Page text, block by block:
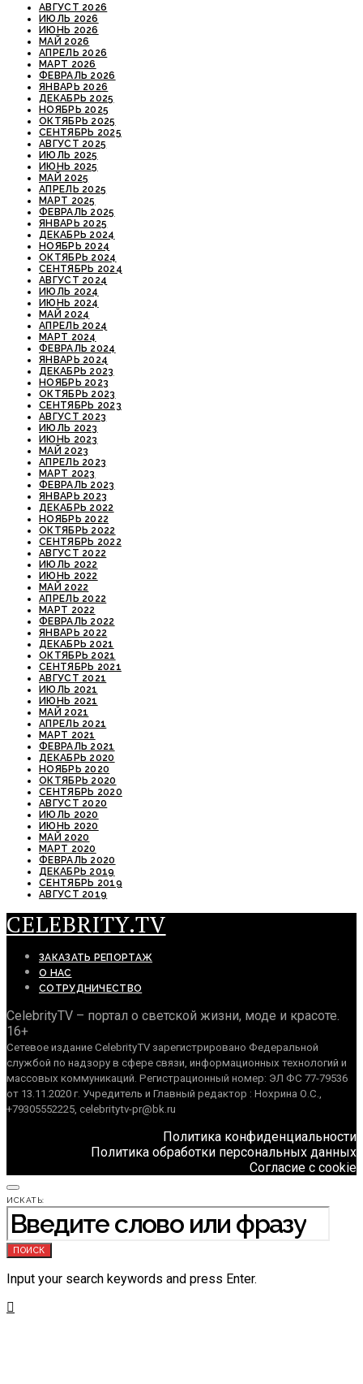
АВГУСТ 2026
ИЮЛЬ 2026
ИЮНЬ 2026
МАЙ 2026
АПРЕЛЬ 2026
МАРТ 2026
ФЕВРАЛЬ 2026
ЯНВАРЬ 2026
ДЕКАБРЬ 2025
НОЯБРЬ 2025
ОКТЯБРЬ 2025
СЕНТЯБРЬ 2025
АВГУСТ 2025
ИЮЛЬ 2025
ИЮНЬ 2025
МАЙ 2025
АПРЕЛЬ 2025
МАРТ 2025
ФЕВРАЛЬ 2025
ЯНВАРЬ 2025
ДЕКАБРЬ 2024
НОЯБРЬ 2024
ОКТЯБРЬ 2024
СЕНТЯБРЬ 2024
АВГУСТ 2024
ИЮЛЬ 2024
ИЮНЬ 2024
МАЙ 2024
АПРЕЛЬ 2024
МАРТ 2024
ФЕВРАЛЬ 2024
ЯНВАРЬ 2024
ДЕКАБРЬ 2023
НОЯБРЬ 2023
ОКТЯБРЬ 2023
СЕНТЯБРЬ 2023
АВГУСТ 2023
ИЮЛЬ 2023
ИЮНЬ 2023
МАЙ 2023
АПРЕЛЬ 2023
МАРТ 2023
ФЕВРАЛЬ 2023
ЯНВАРЬ 2023
ДЕКАБРЬ 2022
НОЯБРЬ 2022
ОКТЯБРЬ 2022
СЕНТЯБРЬ 2022
АВГУСТ 2022
ИЮЛЬ 2022
ИЮНЬ 2022
МАЙ 2022
АПРЕЛЬ 2022
МАРТ 2022
ФЕВРАЛЬ 2022
ЯНВАРЬ 2022
ДЕКАБРЬ 2021
ОКТЯБРЬ 2021
СЕНТЯБРЬ 2021
АВГУСТ 2021
ИЮЛЬ 2021
ИЮНЬ 2021
МАЙ 2021
АПРЕЛЬ 2021
МАРТ 2021
ФЕВРАЛЬ 2021
ДЕКАБРЬ 2020
НОЯБРЬ 2020
ОКТЯБРЬ 2020
СЕНТЯБРЬ 2020
АВГУСТ 2020
ИЮЛЬ 2020
ИЮНЬ 2020
МАЙ 2020
МАРТ 2020
ФЕВРАЛЬ 2020
ДЕКАБРЬ 2019
СЕНТЯБРЬ 2019
АВГУСТ 2019
CELEBRITY.TV
ЗАКАЗАТЬ РЕПОРТАЖ
О НАС
СОТРУДНИЧЕСТВО
CelebrityTV – портал о светской жизни, моде и красоте.
16+
Сетевое издание CelebrityTV зарегистрировано Федеральной
службой по надзору в сфере связи, информационных технологий и
массовых коммуникаций. Регистрационный номер: ЭЛ ФС 77-79536
от 13.11.2020 г. Учредитель и Главный редактор : Нохрина О.С.,
+79305552225, celebritytv-pr@bk.ru
Политика конфиденциальности
Политика обработки персональных данных
Согласие с cookie
ИСКАТЬ:
ПОИСК
Input your search keywords and press Enter.